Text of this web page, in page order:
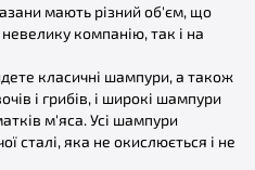
мають різний об'єм, що
компанію, так і на
класичні шампури, а також
і грибів, і широкі шампури
м'яса. Усі шампури
сталі, яка не окислюється і не